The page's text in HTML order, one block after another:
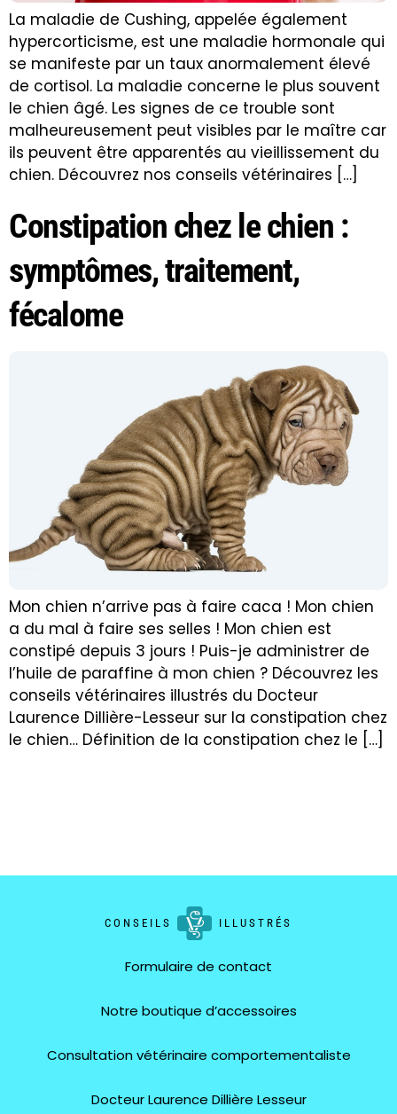
La maladie de Cushing, appelée également
hypercorticisme, est une maladie hormonale qui
se manifeste par un taux anormalement élevé
de cortisol. La maladie concerne le plus souvent
le chien âgé. Les signes de ce trouble sont
malheureusement peut visibles par le maître car
ils peuvent être apparentés au vieillissement du
chien. Découvrez nos conseils vétérinaires […]
Constipation chez le chien :
symptômes, traitement,
fécalome
Mon chien n’arrive pas à faire caca ! Mon chien
a du mal à faire ses selles ! Mon chien est
constipé depuis 3 jours ! Puis-je administrer de
l’huile de paraffine à mon chien ? Découvrez les
conseils vétérinaires illustrés du Docteur
Laurence Dillière-Lesseur sur la constipation chez
le chien… Définition de la constipation chez le […]
CONSEILS ILLUSTRÉS
Formulaire de contact
Notre boutique d’accessoires
Consultation vétérinaire comportementaliste
Docteur Laurence Dillière Lesseur